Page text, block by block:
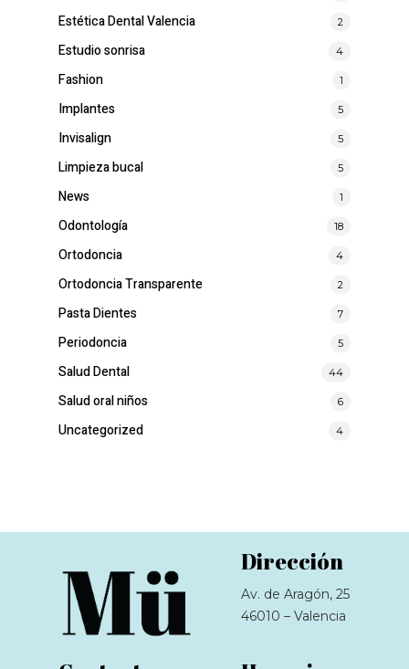
Estética Dental Valencia 2
Estudio sonrisa 4
Fashion 1
Implantes 5
Invisalign 5
Limpieza bucal 5
News 1
Odontología 18
Ortodoncia 4
Ortodoncia Transparente 2
Pasta Dientes 7
Periodoncia 5
Salud Dental 44
Salud oral niños 6
Uncategorized 4
Dirección
Av. de Aragón, 25
46010 – Valencia